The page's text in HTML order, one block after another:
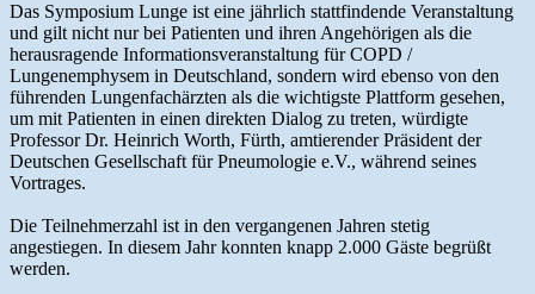
Das Symposium Lunge ist eine jährlich stattfindende Veranstaltung
und gilt nicht nur bei Patienten und ihren Angehörigen als die
herausragende Informationsveranstaltung für COPD /
Lungenemphysem in Deutschland, sondern wird ebenso von den
führenden Lungenfachärzten als die wichtigste Plattform gesehen,
um mit Patienten in einen direkten Dialog zu treten, würdigte
Professor Dr. Heinrich Worth, Fürth, amtierender Präsident der
Deutschen Gesellschaft für Pneumologie e.V., während seines
Vortrages.
Die Teilnehmerzahl ist in den vergangenen Jahren stetig
angestiegen. In diesem Jahr konnten knapp 2.000 Gäste begrüßt
werden.